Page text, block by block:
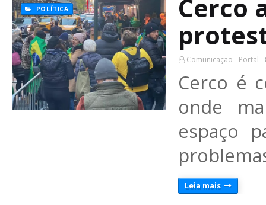
POLÍTICA
Cerco
Comunicação - Portal
Cerco é
onde
espaço
Leia mais